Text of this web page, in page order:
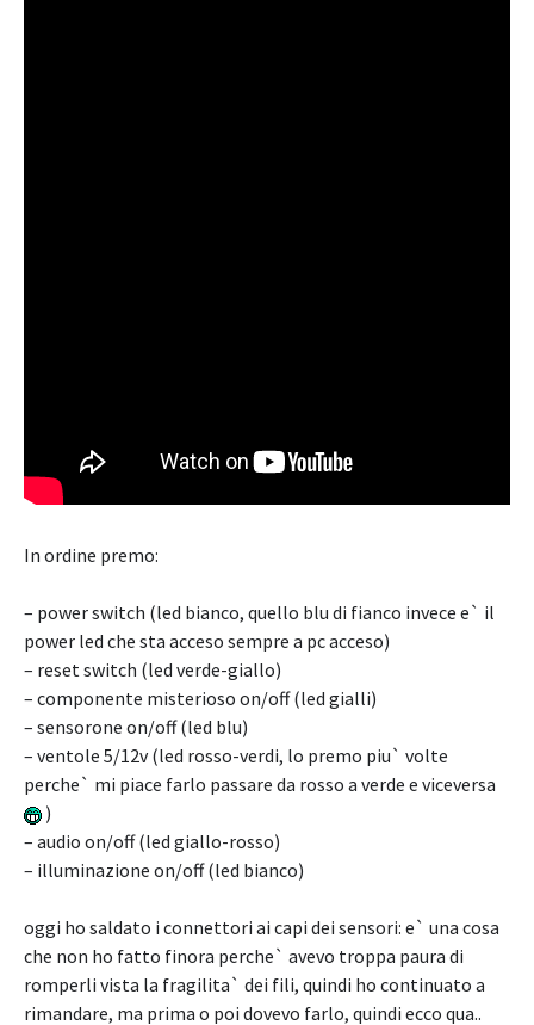
In ordine premo:
– power switch (led bianco, quello blu di fianco invece e` il
power led che sta acceso sempre a pc acceso)
– reset switch (led verde-giallo)
– componente misterioso on/off (led gialli)
– sensorone on/off (led blu)
– ventole 5/12v (led rosso-verdi, lo premo piu` volte
perche` mi piace farlo passare da rosso a verde e viceversa
)
– audio on/off (led giallo-rosso)
– illuminazione on/off (led bianco)
oggi ho saldato i connettori ai capi dei sensori: e` una cosa
che non ho fatto finora perche` avevo troppa paura di
romperli vista la fragilita` dei fili, quindi ho continuato a
rimandare, ma prima o poi dovevo farlo, quindi ecco qua..